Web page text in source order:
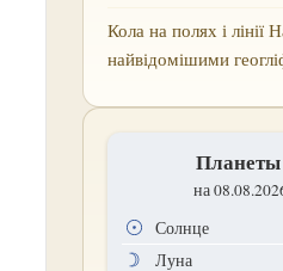
Кола на полях і лінії
найвідомішими
Планеты
на
Солнце
Луна